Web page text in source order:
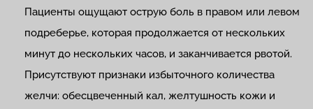
Пациенты ощущают острую боль в правом или левом
подреберье, которая продолжается от нескольких
минут до нескольких часов, и заканчивается рвотой.
Присутствуют признаки избыточного количества
желчи: обесцвеченный кал, желтушность кожи и